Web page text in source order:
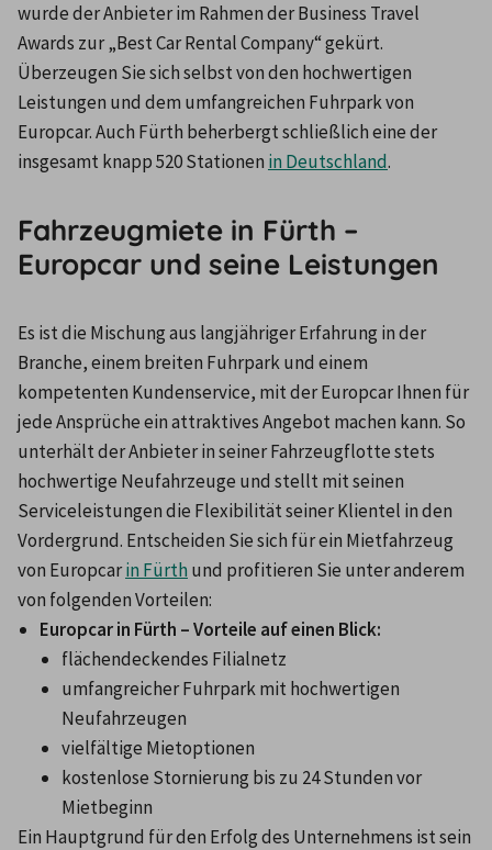
wurde der Anbieter im Rahmen der Business Travel
Awards zur „Best Car Rental Company“ gekürt.
Überzeugen Sie sich selbst von den hochwertigen
Leistungen und dem umfangreichen Fuhrpark von
Europcar. Auch Fürth beherbergt schließlich eine der
insgesamt knapp 520 Stationen in Deutschland.
Fahrzeugmiete in Fürth –
Europcar und seine Leistungen
Es ist die Mischung aus langjähriger Erfahrung in der
Branche, einem breiten Fuhrpark und einem
kompetenten Kundenservice, mit der Europcar Ihnen für
jede Ansprüche ein attraktives Angebot machen kann. So
unterhält der Anbieter in seiner Fahrzeugflotte stets
hochwertige Neufahrzeuge und stellt mit seinen
Serviceleistungen die Flexibilität seiner Klientel in den
Vordergrund. Entscheiden Sie sich für ein Mietfahrzeug
von Europcar in Fürth und profitieren Sie unter anderem
von folgenden Vorteilen:
Europcar in Fürth – Vorteile auf einen Blick:
flächendeckendes Filialnetz
umfangreicher Fuhrpark mit hochwertigen
Neufahrzeugen
vielfältige Mietoptionen
kostenlose Stornierung bis zu 24 Stunden vor
Mietbeginn
Ein Hauptgrund für den Erfolg des Unternehmens ist sein